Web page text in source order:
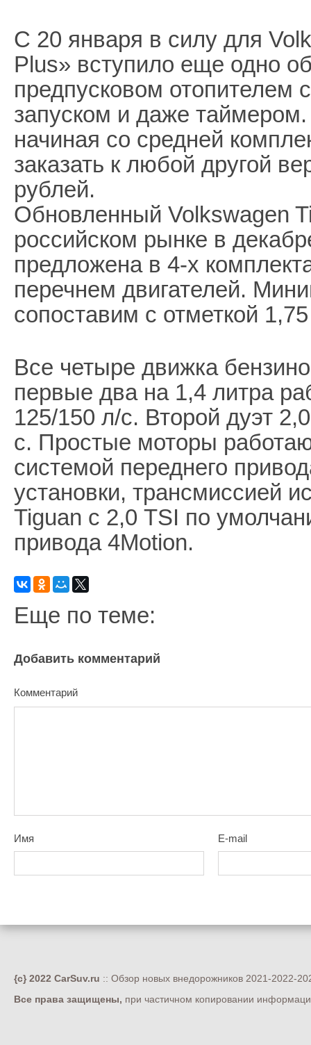
С 20 января в силу для
Plus» вступило еще одно
предпусковом отопителем
запуском и даже
начиная со средней
заказать к любой другой
рублей.
Обновленный Volkswagen
российском рынке в
предложена в 4-х
перечнем двигателей.
сопоставим с отметкой
Все четыре движка
первые два на 1,4 литра
125/150 л/с. Второй дуэт
с. Простые моторы
системой переднего
установки, трансмиссией
Tiguan с 2,0 TSI по
привода 4Motion.
Еще по теме:
Добавить комментарий
Комментарий
Имя E-mail
{c} 2022 CarSuv.ru :: Обзор новых внедорожников 2021-2022-
Все права защищены, при частичном копировании